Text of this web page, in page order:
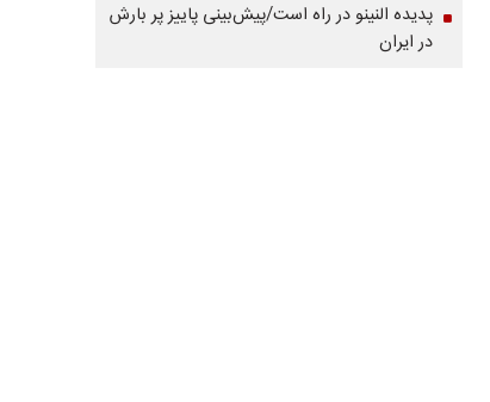
پدیده النینو در راه است/پیش‌بینی پاییز پر بارش
در ایران